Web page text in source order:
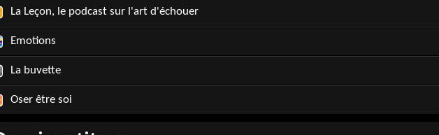
La Leçon, le podcast sur l'art d'échouer
Emotions
La buvette
Oser être soi